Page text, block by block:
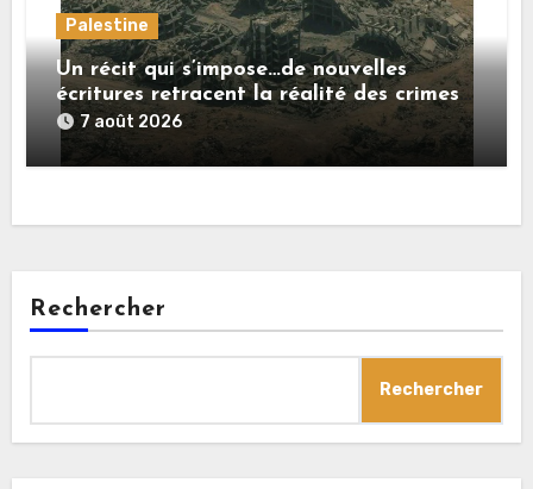
Palestine
Un récit qui s’impose…de nouvelles
écritures retracent la réalité des crimes
sionistes à Gaza
7 août 2026
Rechercher
Rechercher